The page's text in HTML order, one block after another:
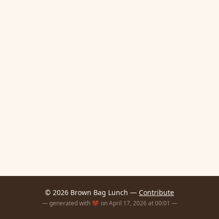
© 2026 Brown Bag Lunch — Contribute
— generated with ❤️ on April 17, 2026 at 00:01 —